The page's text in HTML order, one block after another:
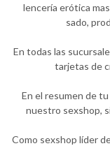
lencería erótica
sado,
En todas las
tarjetas de
En el resumen de
nuestro sexshop,
Como sexshop líder